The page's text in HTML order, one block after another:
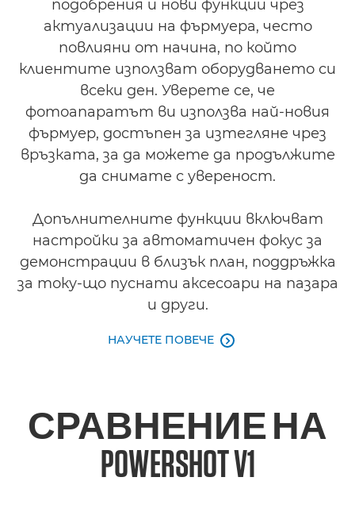
подобрения и нови функции чрез
актуализации на фърмуера, често
повлияни от начина, по който
клиентите използват оборудването си
всеки ден. Уверете се, че
фотоапаратът ви използва най-новия
фърмуер, достъпен за изтегляне чрез
връзката, за да можете да продължите
да снимате с увереност.
Допълнителните функции включват
настройки за автоматичен фокус за
демонстрации в близък план, поддръжка
за току-що пуснати аксесоари на пазара
и други.
НАУЧЕТЕ ПОВЕЧЕ 
СРАВНЕНИЕ НА
POWERSHOT V1